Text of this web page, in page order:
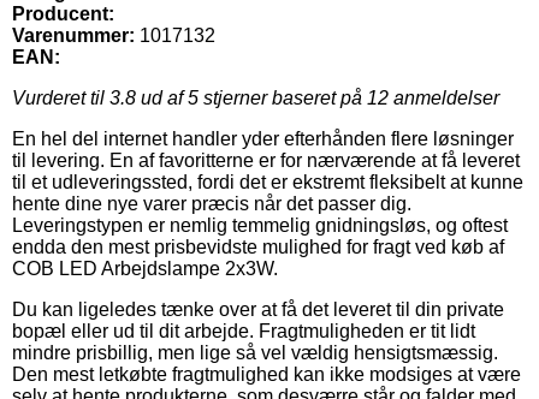
Producent:
Varenummer: 1017132
EAN:
Vurderet til 3.8 ud af 5 stjerner baseret på 12 anmeldelser
En hel del internet handler yder efterhånden flere løsninger
til levering. En af favoritterne er for nærværende at få leveret
til et udleveringssted, fordi det er ekstremt fleksibelt at kunne
hente dine nye varer præcis når det passer dig.
Leveringstypen er nemlig temmelig gnidningsløs, og oftest
endda den mest prisbevidste mulighed for fragt ved køb af
COB LED Arbejdslampe 2x3W.
Du kan ligeledes tænke over at få det leveret til din private
bopæl eller ud til dit arbejde. Fragtmuligheden er tit lidt
mindre prisbillig, men lige så vel vældig hensigtsmæssig.
Den mest letkøbte fragtmulighed kan ikke modsiges at være